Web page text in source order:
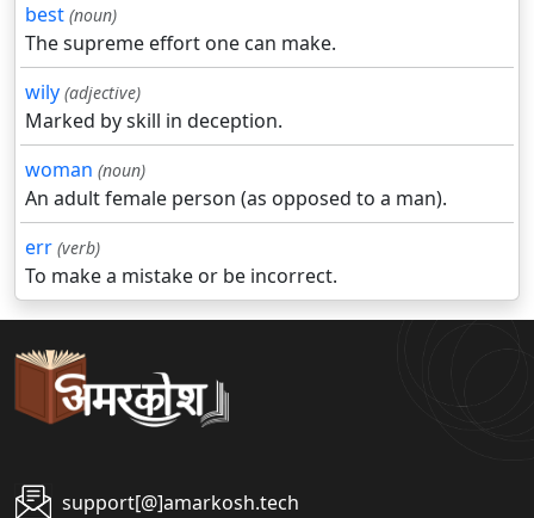
best (noun)
The supreme effort one can make.
wily (adjective)
Marked by skill in deception.
woman (noun)
An adult female person (as opposed to a man).
err (verb)
To make a mistake or be incorrect.
support[@]amarkosh.tech